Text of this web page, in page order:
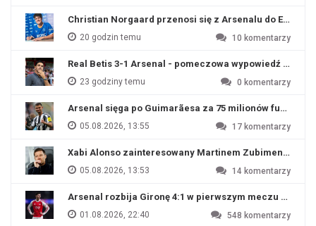
Christian Norgaard przenosi się z Arsenalu do
20 godzin temu 10 komentarzy
Real Betis 3-1 Arsenal - pomeczowa wypowiedź Artety
23 godziny temu 0 komentarzy
Arsenal sięga po Guimarãesa za 75 milionów funtów
05.08.2026, 13:55 17 komentarzy
Xabi Alonso zainteresowany Martinem Zubimendim
05.08.2026, 13:53 14 komentarzy
Arsenal rozbija Gironę 4:1 w pierwszym meczu
01.08.2026, 22:40 548 komentarzy